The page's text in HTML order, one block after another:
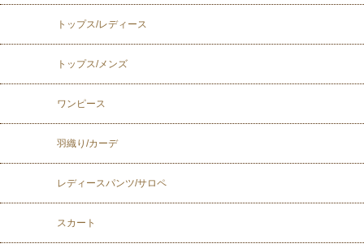
トップス/レディース
トップス/メンズ
ワンピース
羽織り/カーデ
レディースパンツ/サロペ
スカート